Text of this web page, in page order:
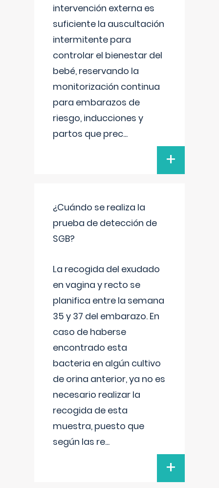
intervención externa es
suficiente la auscultación
intermitente para
controlar el bienestar del
bebé, reservando la
monitorización continua
para embarazos de
riesgo, inducciones y
partos que prec...
+
¿Cuándo se realiza la
prueba de detección de
SGB?
La recogida del exudado
en vagina y recto se
planifica entre la semana
35 y 37 del embarazo. En
caso de haberse
encontrado esta
bacteria en algún cultivo
de orina anterior, ya no es
necesario realizar la
recogida de esta
muestra, puesto que
según las re...
+